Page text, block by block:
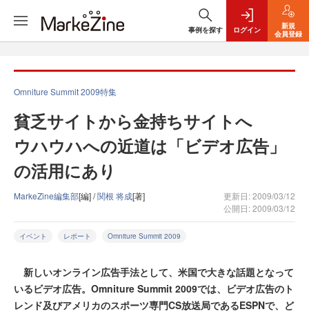
事例を探す ログイン
新規
会員登録
Omniture Summit 2009特集
貧乏サイトから金持ちサイトへ
ウハウハへの近道は「ビデオ広告」
の活用にあり
MarkeZine編集部[編] /関根 将成[著]
更新日: 2009/03/12
公開日: 2009/03/12
イベント レポート Omniture Summit 2009
新しいオンライン広告手法として、米国で大きな話題となって
いるビデオ広告。Omniture Summit 2009では、ビデオ広告のト
レンド及びアメリカのスポーツ専門CS放送局であるESPNで、ど